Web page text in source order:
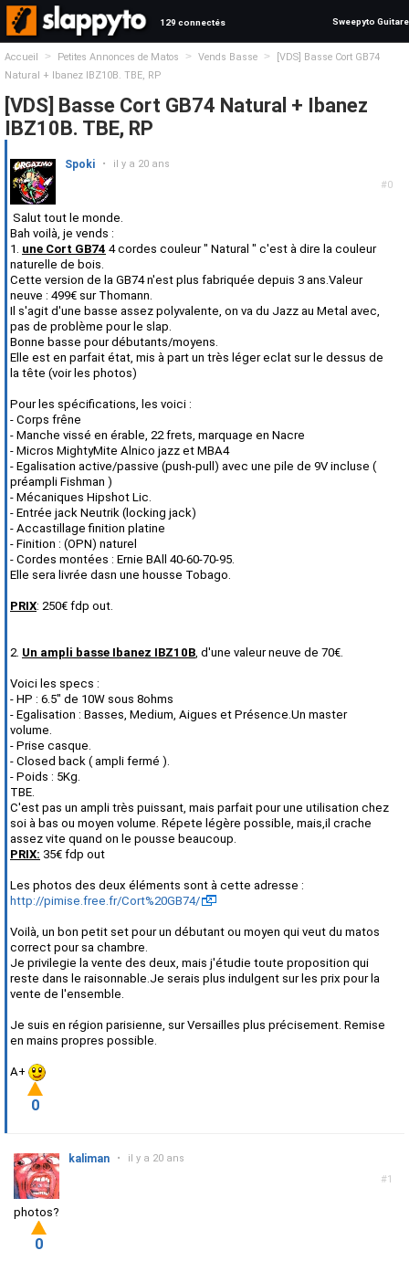
129 connectés Sweepyto Guitare
Accueil > Petites Annonces de Matos > Vends Basse >
[VDS] Basse Cort GB74
Natural + Ibanez IBZ10B. TBE, RP
[VDS] Basse Cort GB74 Natural + Ibanez
IBZ10B. TBE, RP
#0
Spoki • il y a 20 ans
Salut tout le monde.
Bah voilà, je vends :
1. une Cort GB74 4 cordes couleur " Natural " c'est à dire la couleur
naturelle de bois.
Cette version de la GB74 n'est plus fabriquée depuis 3 ans.Valeur
neuve : 499€ sur Thomann.
Il s'agit d'une basse assez polyvalente, on va du Jazz au Metal avec,
pas de problème pour le slap.
Bonne basse pour débutants/moyens.
Elle est en parfait état, mis à part un très léger eclat sur le dessus de
la tête (voir les photos)
Pour les spécifications, les voici :
- Corps frêne
- Manche vissé en érable, 22 frets, marquage en Nacre
- Micros MightyMite Alnico jazz et MBA4
- Egalisation active/passive (push-pull) avec une pile de 9V incluse (
préampli Fishman )
- Mécaniques Hipshot Lic.
- Entrée jack Neutrik (locking jack)
- Accastillage finition platine
- Finition : (OPN) naturel
- Cordes montées : Ernie BAll 40-60-70-95.
Elle sera livrée dasn une housse Tobago.
PRIX: 250€ fdp out.
2. Un ampli basse Ibanez IBZ10B, d'une valeur neuve de 70€.
Voici les specs :
- HP : 6.5" de 10W sous 8ohms
- Egalisation : Basses, Medium, Aigues et Présence.Un master
volume.
- Prise casque.
- Closed back ( ampli fermé ).
- Poids : 5Kg.
TBE.
C'est pas un ampli très puissant, mais parfait pour une utilisation chez
soi à bas ou moyen volume. Répete légère possible, mais,il crache
assez vite quand on le pousse beaucoup.
PRIX: 35€ fdp out
Les photos des deux éléments sont à cette adresse :
http://pimise.free.fr/Cort%20GB74/
Voilà, un bon petit set pour un débutant ou moyen qui veut du matos
correct pour sa chambre.
Je privilegie la vente des deux, mais j'étudie toute proposition qui
reste dans le raisonnable.Je serais plus indulgent sur les prix pour la
vente de l'ensemble.
Je suis en région parisienne, sur Versailles plus précisement. Remise
en mains propres possible.
A+
0
#1
kaliman • il y a 20 ans
photos?
0